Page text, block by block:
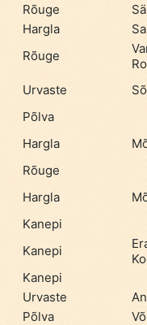
Rõuge
Hargla
Rõuge
Urvaste
Põlva
Hargla
Rõuge
Hargla
Kanepi
Kanepi
Kanepi
Urvaste
Põlva